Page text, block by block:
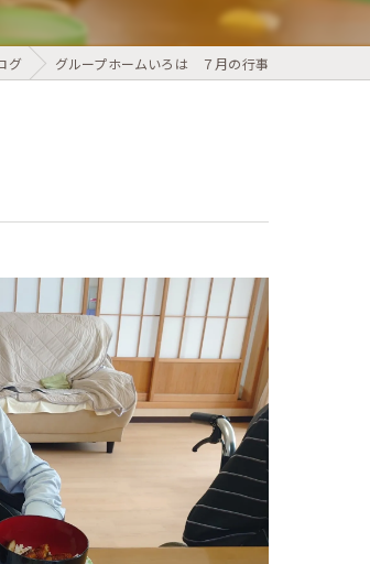
グ グループホームいろは ７月の行事